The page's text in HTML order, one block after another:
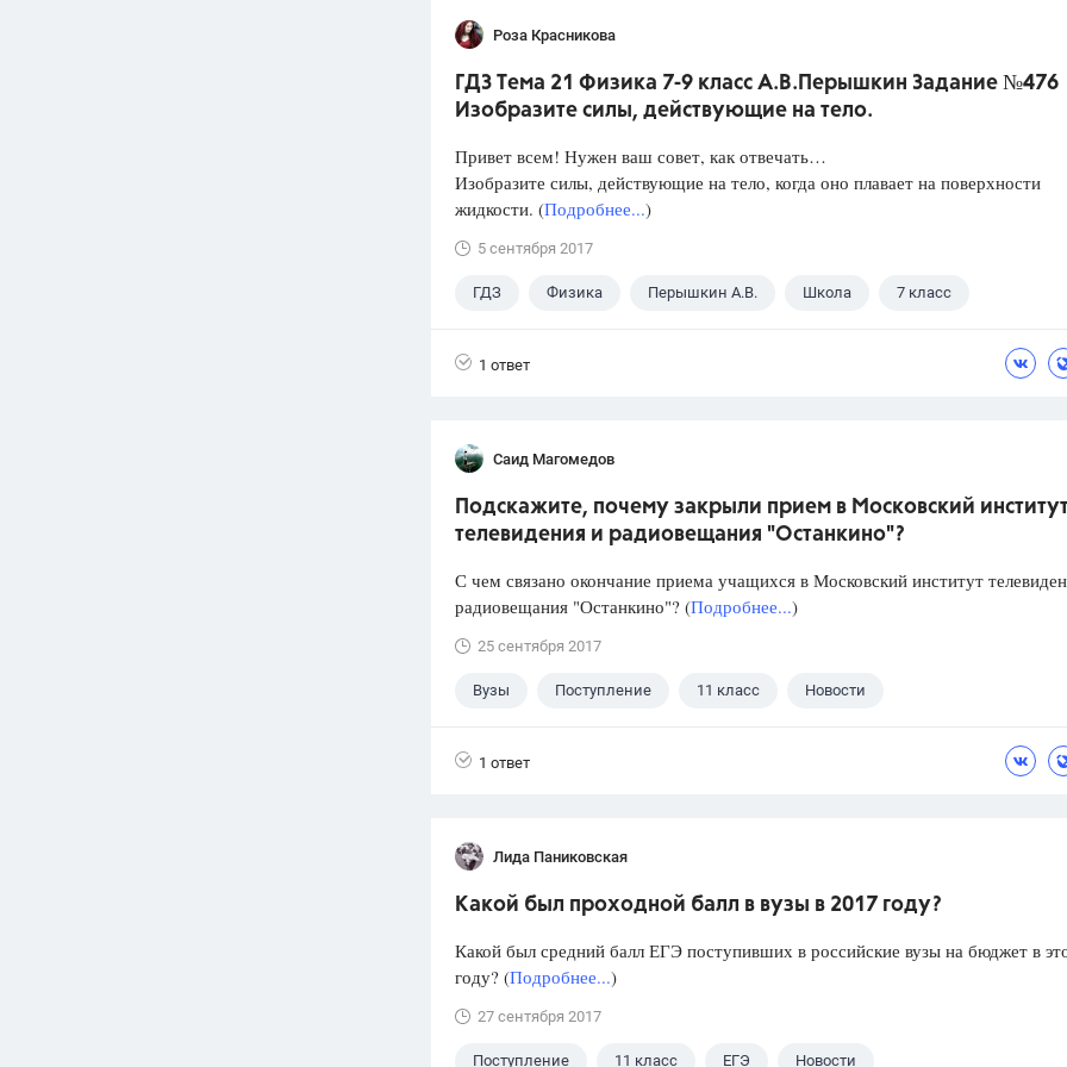
Роза Красникова
ГДЗ Тема 21 Физика 7-9 класс А.В.Перышкин Задание №476
Изобразите силы, действующие на тело.
Привет всем! Нужен ваш совет, как отвечать…
Изобразите силы, действующие на тело, когда оно плавает на поверхности
жидкости. (Подробнее...)
5 сентября 2017
ГДЗ Физика Перышкин А.В. Школа 7 класс
1 ответ
Саид Магомедов
Подскажите, почему закрыли прием в Московский
телевидения и радиовещания "Останкино"?
С чем связано окончание приема учащихся в Московский институт
радиовещания "Останкино"? (Подробнее...)
25 сентября 2017
Вузы Поступление 11 класс Новости
1 ответ
Лида Паниковская
Какой был проходной балл в вузы в 2017 году?
Какой был средний балл ЕГЭ поступивших в российские вузы на бюджет в
году? (Подробнее...)
27 сентября 2017
Поступление 11 класс ЕГЭ Новости